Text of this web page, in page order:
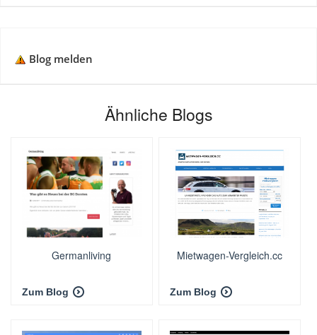
Blog melden
Ähnliche Blogs
Germanliving
Zum Blog
Mietwagen-Vergleich.cc
Zum Blog